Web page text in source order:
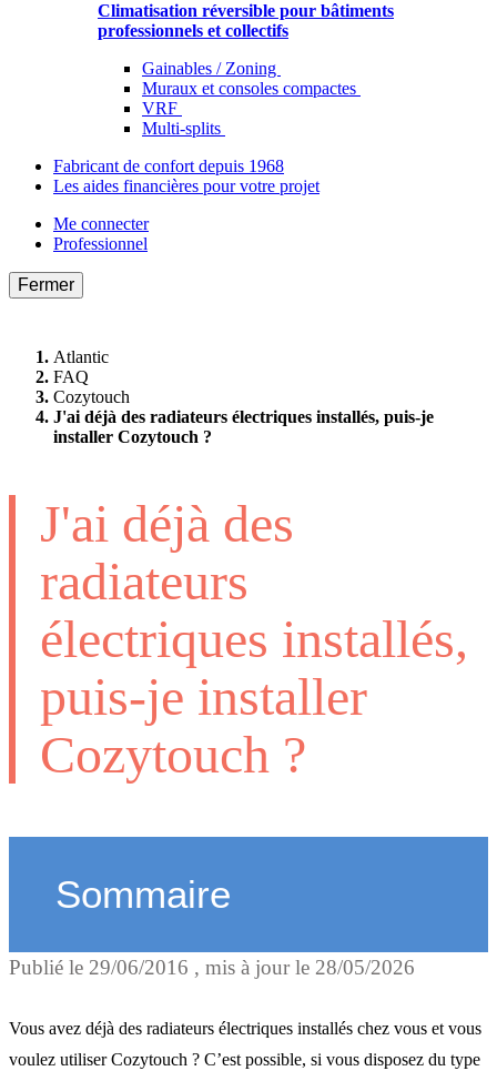
Climatisation réversible pour bâtiments
professionnels et collectifs
Gainables / Zoning
Muraux et consoles compactes
VRF
Multi-splits
Fabricant de confort depuis 1968
Les aides financières pour votre projet
Me connecter
Professionnel
Fermer
Atlantic
FAQ
Cozytouch
J'ai déjà des radiateurs électriques installés, puis-je
installer Cozytouch ?
J'ai déjà des
radiateurs
électriques installés,
puis-je installer
Cozytouch ?
Sommaire
Vous avez un radiateur
connecté
Publié le 29/06/2016 , mis à jour le 28/05/2026
Vous avez déjà des radiateurs électriques installés chez vous et vous
voulez utiliser Cozytouch ? C’est possible, si vous disposez du type